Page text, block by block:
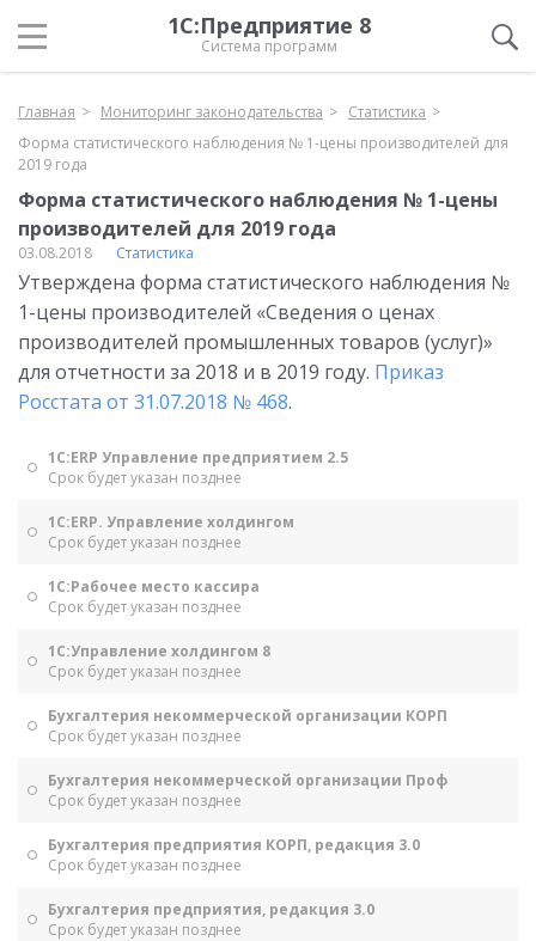
1С:Предприятие 8
Система программ
Главная Мониторинг законодательства
Статистика
Форма статистического наблюдения № 1-цены производителей для
2019 года
Форма статистического наблюдения № 1-цены
производителей для 2019 года
03.08.2018 Статистика
Утверждена форма статистического наблюдения №
1-цены производителей «Сведения о ценах
производителей промышленных товаров (услуг)»
для отчетности за 2018 и в 2019 году. Приказ
Росстата от 31.07.2018 № 468.
1С:ERP Управление предприятием 2.5
Срок будет указан позднее
1С:ERP. Управление холдингом
Срок будет указан позднее
1С:Рабочее место кассира
Срок будет указан позднее
1С:Управление холдингом 8
Срок будет указан позднее
Бухгалтерия некоммерческой организации КОРП
Срок будет указан позднее
Бухгалтерия некоммерческой организации Проф
Срок будет указан позднее
Бухгалтерия предприятия КОРП, редакция 3.0
Срок будет указан позднее
Бухгалтерия предприятия, редакция 3.0
Срок будет указан позднее